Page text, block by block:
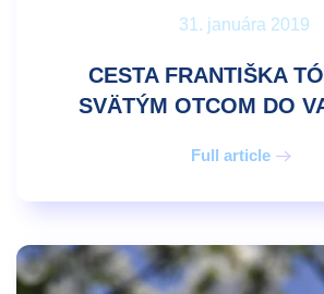
31. januára 2019
CESTA FRANTIŠKA
SVÄTÝM OTCOM DO
Full article